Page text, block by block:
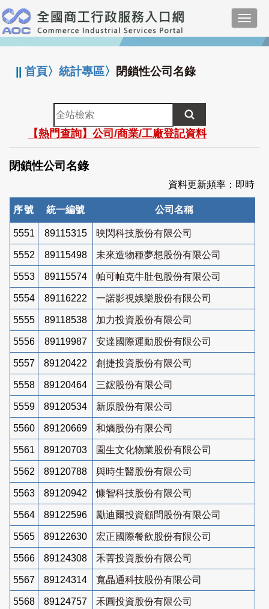
跳
到
主
要
:::
||首頁〉統計專區〉 閉鎖性公司名錄
全
站
檢
索
【熱門查詢】公司/商業/工廠登記資料
閉鎖性公司名錄
資料更新頻率：即時
序號 統一編號 公司名稱
5551 89115315 映閃科技股份有限公司
5552 89115498 未來造物種夢想股份有限公司
5553 89115574 帕可帕克牛肚包股份有限公司
5554 89116222 一諾影視娛樂股份有限公司
5555 89118538 加力投資股份有限公司
5556 89119987 安達國際運動股份有限公司
5557 89120422 創捷投資股份有限公司
5558 89120464 三鋐股份有限公司
5559 89120534 新原股份有限公司
5560 89120669 和熵股份有限公司
5561 89120703 園生文化物業股份有限公司
5562 89120788 與時生醫股份有限公司
5563 89120942 慷智科技股份有限公司
5564 89122596 勵迪爾投資顧問股份有限公司
5565 89122630 宏正國際餐飲股份有限公司
5566 89124308 禾菁投資股份有限公司
5567 89124314 寬晶通科技股份有限公司
5568 89124757 禾圓投資股份有限公司